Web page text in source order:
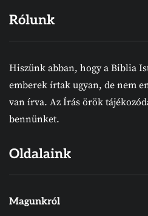
Rólunk
Hiszünk abban, hogy a Biblia
emberek írtak ugyan, de nem
van írva. Az Írás örök
bennünket.
Oldalaink
Magunkról